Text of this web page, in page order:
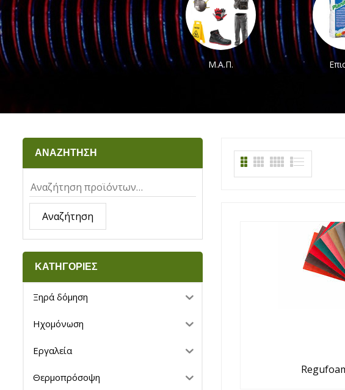
Χρώματα Μ.Α.Π.
ΑΝΑΖΗΤΗΣΗ
Αναζήτηση
ΚΑΤΗΓΟΡΙΕΣ
Ξηρά δόμηση
Ηχομόνωση
Εργαλεία
Θερμοπρόσοψη